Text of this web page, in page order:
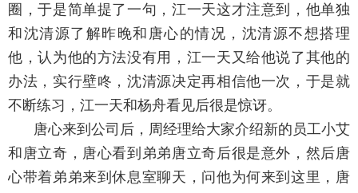
圈，于是简单提了一句，江一天这才注意到，他单独
和沈清源了解昨晚和唐心的情况，沈清源不想搭理
他，认为他的方法没有用，江一天又给他说了其他的
办法，实行壁咚，沈清源决定再相信他一次，于是就
不断练习，江一天和杨舟看见后很是惊讶。
唐心来到公司后，周经理给大家介绍新的员工小艾
和唐立奇，唐心看到弟弟唐立奇后很是意外，然后唐
心带着弟弟来到休息室聊天，问他为何来到这里，唐